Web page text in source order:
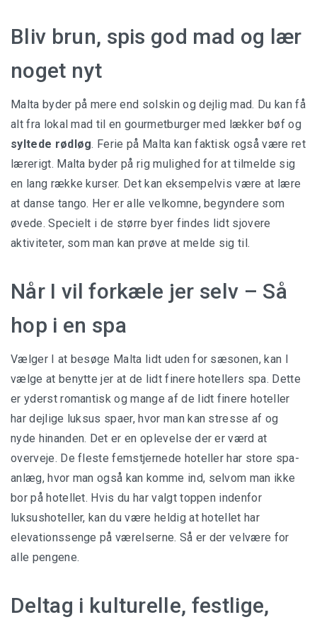
Bliv brun, spis god mad og lær
noget nyt
Malta byder på mere end solskin og dejlig mad. Du kan få
alt fra lokal mad til en gourmetburger med lækker bøf og
syltede rødløg. Ferie på Malta kan faktisk også være ret
lærerigt. Malta byder på rig mulighed for at tilmelde sig
en lang række kurser. Det kan eksempelvis være at lære
at danse tango. Her er alle velkomne, begyndere som
øvede. Specielt i de større byer findes lidt sjovere
aktiviteter, som man kan prøve at melde sig til.
Når I vil forkæle jer selv – Så
hop i en spa
Vælger I at besøge Malta lidt uden for sæsonen, kan I
vælge at benytte jer at de lidt finere hotellers spa. Dette
er yderst romantisk og mange af de lidt finere hoteller
har dejlige luksus spaer, hvor man kan stresse af og
nyde hinanden. Det er en oplevelse der er værd at
overveje. De fleste femstjernede hoteller har store spa-
anlæg, hvor man også kan komme ind, selvom man ikke
bor på hotellet. Hvis du har valgt toppen indenfor
luksushoteller, kan du være heldig at hotellet har
elevationssenge på værelserne. Så er der velvære for
alle pengene.
Deltag i kulturelle, festlige,